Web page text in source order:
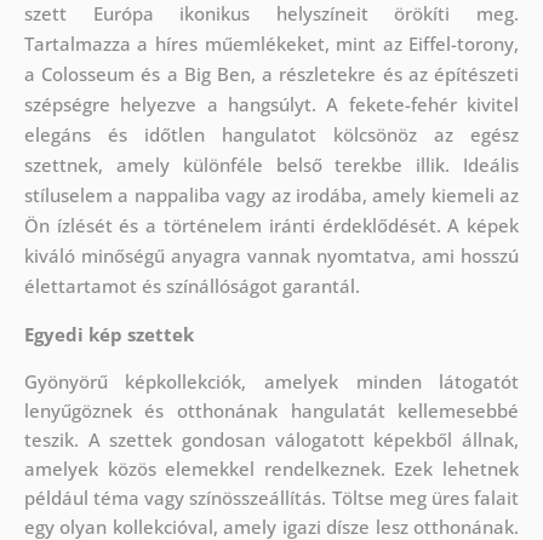
szett Európa ikonikus helyszíneit örökíti meg.
Tartalmazza a híres műemlékeket, mint az Eiffel-torony,
a Colosseum és a Big Ben, a részletekre és az építészeti
szépségre helyezve a hangsúlyt. A fekete-fehér kivitel
elegáns és időtlen hangulatot kölcsönöz az egész
szettnek, amely különféle belső terekbe illik. Ideális
stíluselem a nappaliba vagy az irodába, amely kiemeli az
Ön ízlését és a történelem iránti érdeklődését. A képek
kiváló minőségű anyagra vannak nyomtatva, ami hosszú
élettartamot és színállóságot garantál.
Egyedi kép szettek
Gyönyörű képkollekciók, amelyek minden látogatót
lenyűgöznek és otthonának hangulatát kellemesebbé
teszik. A szettek gondosan válogatott képekből állnak,
amelyek közös elemekkel rendelkeznek. Ezek lehetnek
például téma vagy színösszeállítás. Töltse meg üres falait
egy olyan kollekcióval, amely igazi dísze lesz otthonának.